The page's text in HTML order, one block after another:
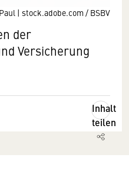
| stock.adobe.com / BSBV
der
Versicherung
Inhalt
teilen